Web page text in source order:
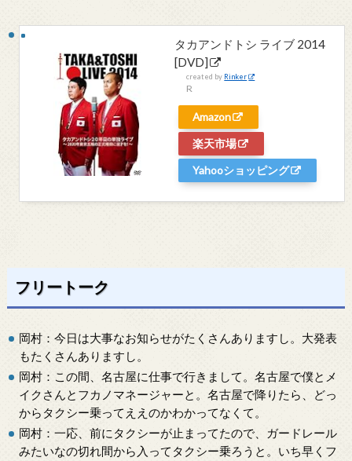
タカアンドトシ ライブ 2014
[DVD]
created by Rinker
R
Amazon
楽天市場
Yahooショッピング
フリートーク
岡村：今日は大事なお知らせがたくさんありますし。大発表
もたくさんありますし。
岡村：この間、名古屋に仕事で行きまして。名古屋で僕とメ
イクさんとフカノマネージャーと。名古屋で降りたら、どっ
からタクシー乗ってええのかわかってなくて。
岡村：一応、前にタクシーが止まってたので、ガードレール
みたいなの切れ間から入ってタクシー乗ろうと。いち早くフ